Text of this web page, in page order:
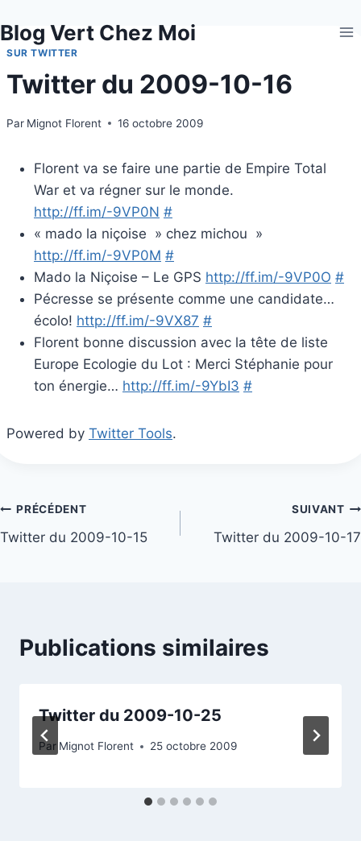
au
contenu
Blog Vert Chez Moi
SUR TWITTER
Twitter du 2009-10-16
Par Mignot Florent 16 octobre 2009
Florent va se faire une partie de Empire Total
War et va régner sur le monde.
http://ff.im/-9VP0N #
« mado la niçoise » chez michou »
http://ff.im/-9VP0M #
Mado la Niçoise – Le GPS http://ff.im/-9VP0O #
Pécresse se présente comme une candidate…
écolo! http://ff.im/-9VX87 #
Florent bonne discussion avec la tête de liste
Europe Ecologie du Lot : Merci Stéphanie pour
ton énergie… http://ff.im/-9YbI3 #
Powered by Twitter Tools.
Navigation
de
PRÉCÉDENT
Twitter du 2009-10-15
SUIVANT
Twitter du 2009-10-17
Publications similaires
Twitter du 2009-10-25
Par Mignot Florent 25 octobre 2009